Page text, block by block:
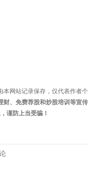
本网站记录保存，仅代表作者
财、免费荐股和炒股培训等宣
谨防上当受骗！